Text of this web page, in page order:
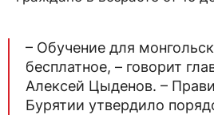
– Обучение для
бесплатное, – говорит
Алексей Цыденов. –
Бурятии утвердило